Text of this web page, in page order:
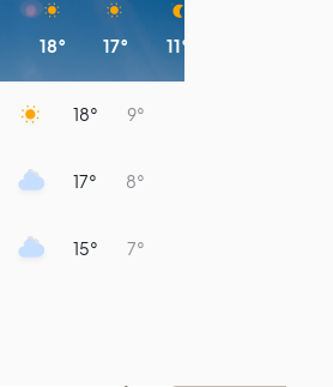
18° 17° 11°
18° 9°
17° 8°
15° 7°
13°